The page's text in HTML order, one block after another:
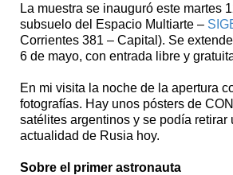
La muestra se inauguró este martes
subsuelo del Espacio Multiarte –
Corrientes 381 – Capital). Se
6 de mayo, con entrada libre y
En mi visita la noche de la apertura
fotografías. Hay unos pósters de
satélites argentinos y se podía retirar
actualidad de Rusia hoy.
Sobre el primer astronauta